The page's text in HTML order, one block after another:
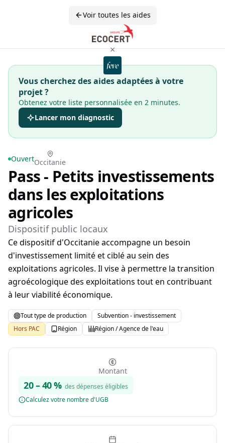
Voir toutes les aides
×
Vous cherchez des aides adaptées à votre
projet ?
Obtenez votre liste personnalisée en 2 minutes.
Lancer mon diagnostic
OuvertOccitanie
Pass - Petits investissements
dans les exploitations
agricoles
Dispositif public locaux
Ce dispositif d'Occitanie accompagne un besoin
d'investissement limité et ciblé au sein des
exploitations agricoles. Il vise à permettre la transition
agroécologique des exploitations tout en contribuant
à leur viabilité économique.
Tout type de production
Subvention - investissement
Hors PAC
Région Région / Agence de l'eau
Montant
20–40% des dépenses éligibles
Calculez votre nombre d'UGB